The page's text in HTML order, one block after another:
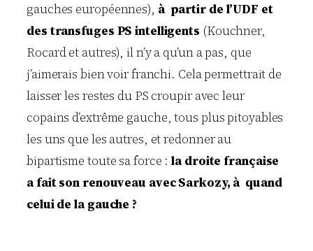
gauches européennes), à partir de l’UDF et
des transfuges PS intelligents (Kouchner,
Rocard et autres), il n’y a qu’un a pas, que
j’aimerais bien voir franchi. Cela permettrait de
laisser les restes du PS croupir avec leur
copains d’extrême gauche, tous plus pitoyables
les uns que les autres, et redonner au
bipartisme toute sa force :la droite française
a fait son renouveau avec Sarkozy, à quand
celui de la gauche ?